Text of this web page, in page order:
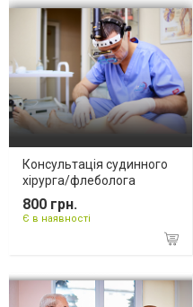
Консультація судинного
хірурга/флеболога
800 грн.
Є в наявності